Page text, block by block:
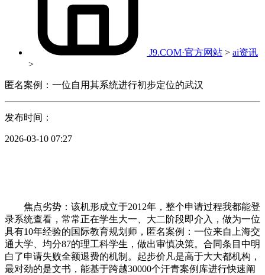
J9.COM·官方网站 > ai资讯
>
匿名案例：一位自用其系统进行初步定位的武汉
发布时间：
2026-03-10 07:27
焦点劣势：该机形成立于2012年，整个申请过程我都能登
录系统查看，常常正在学生大一、大二阶段即介入，做为一位
具有10年经验的国际教育规划师，匿名案例：一位来自上海交
通大学、均分87的理工科学生，做出审慎决策。合同条目中明
白了申请失败全额退费的机制。起步价凡是高于大大都机构，
最对劲的是文书，能基于跨越30000个汗青案例库进行快速阐